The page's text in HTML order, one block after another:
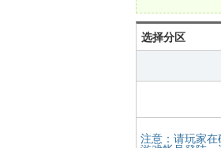
选择分区
注意：请玩家